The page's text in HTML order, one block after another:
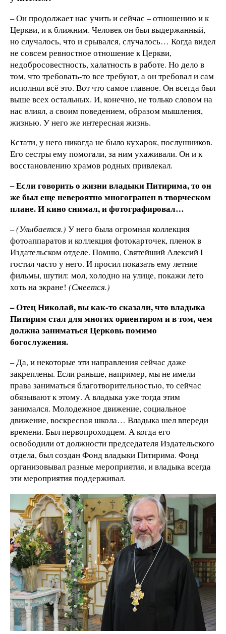
– Он продолжает нас учить и сейчас – отношению и к
Церкви, и к ближним. Человек он был выдержанный,
но случалось, что и срывался, случалось… Когда видел
не совсем ревностное отношение к Церкви,
недобросовестность, халатность в работе. Но дело в
том, что требовать-то все требуют, а он требовал и сам
исполнял всё это. Вот что самое главное. Он всегда был
выше всех остальных. И, конечно, не только словом на
нас влиял, а своим поведением, образом мышления,
жизнью. У него же интересная жизнь.
Кстати, у него никогда не было кухарок, послушников.
Его сестры ему помогали, за ним ухаживали. Он и к
восстановлению храмов родных привлекал.
– Если говорить о жизни владыки Питирима, то он
же был еще невероятно многогранен в творческом
плане. И кино снимал, и фотографировал…
–(Улыбается.) У него была огромная коллекция
фотоаппаратов и коллекция фотокарточек, пленок в
Издательском отделе. Помню, Святейший Алексий I
гостил часто у него. И просил показать ему летние
фильмы, шутил: мол, холодно на улице, покажи лето
хоть на экране! (Смеется.)
– Отец Николай, вы как-то сказали, что владыка
Питирим стал для многих ориентиром и в том, чем
должна заниматься Церковь помимо
богослужения.
– Да, и некоторые эти направления сейчас даже
закреплены. Если раньше, например, мы не имели
права заниматься благотворительностью, то сейчас
обязывают к этому. А владыка уже тогда этим
занимался. Молодежное движение, социальное
движение, воскресная школа… Владыка шел впереди
времени. Был первопроходцем. А когда его
освободили от должности председателя Издательского
отдела, был создан Фонд владыки Питирима. Фонд
организовывал разные мероприятия, и владыка всегда
эти мероприятия поддерживал.